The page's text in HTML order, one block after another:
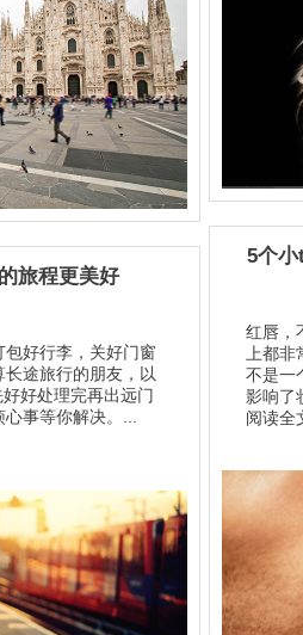
5个
红唇，
上都
不是一
影响了
阅读全
旅程更美好
好行李，关好门窗
途旅行的朋友，以
好处理完再出远门
事等你解决。...